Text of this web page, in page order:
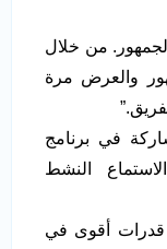
من خلال
والعرض مرة
في برنامج
النشط
قدرات أقوى في